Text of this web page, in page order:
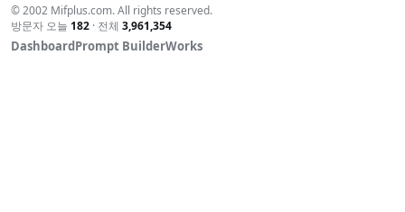
© 2002 Mifplus.com. All rights reserved.
방문자 오늘 182 · 전체 3,961,354
DashboardPrompt BuilderWorks